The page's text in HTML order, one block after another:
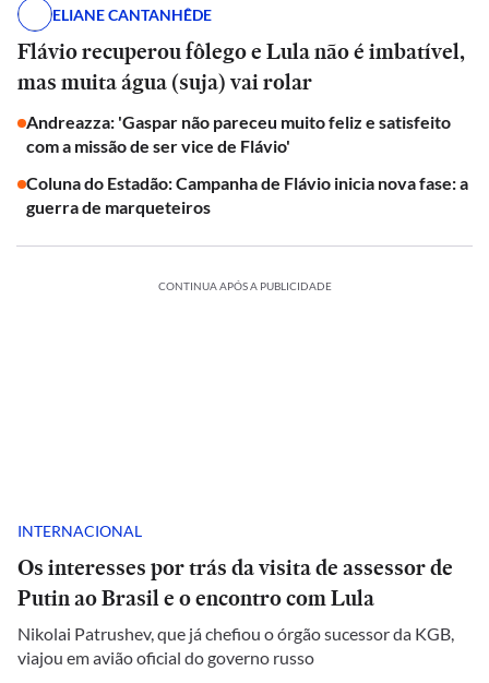
ELIANE CANTANHÊDE
Flávio recuperou fôlego e Lula não é imbatível,
mas muita água (suja) vai rolar
Andreazza: 'Gaspar não pareceu muito feliz e satisfeito
com a missão de ser vice de Flávio'
Coluna do Estadão: Campanha de Flávio inicia nova fase: a
guerra de marqueteiros
CONTINUA APÓS A PUBLICIDADE
INTERNACIONAL
Os interesses por trás da visita de assessor de
Putin ao Brasil e o encontro com Lula
Nikolai Patrushev, que já chefiou o órgão sucessor da KGB,
viajou em avião oficial do governo russo